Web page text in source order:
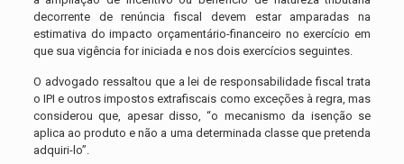
decorrente de renúncia fiscal devem estar amparadas na
estimativa do impacto orçamentário-financeiro no exercício em
que sua vigência for iniciada e nos dois exercícios seguintes.
O advogado ressaltou que a lei de responsabilidade fiscal trata
o IPI e outros impostos extrafiscais como exceções à regra, mas
considerou que, apesar disso, “o mecanismo da isenção se
aplica ao produto e não a uma determinada classe que pretenda
adquiri-lo”.